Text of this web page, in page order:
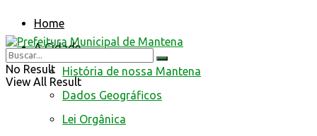
Home
A Cidade
História de nossa Mantena
Dados Geográficos
Lei Orgânica
No Result
View All Result